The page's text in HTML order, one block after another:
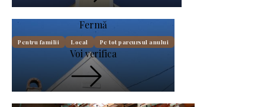
Fermă
Pentru familii Local Pe tot parcursul anului
Voi verifica